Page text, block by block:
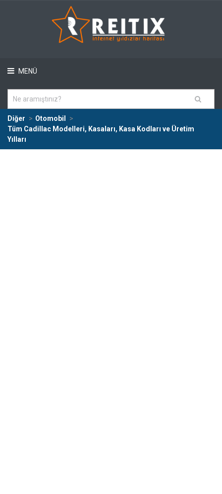
MENÜ
Diğer
Otomobil
Tüm Cadillac Modelleri, Kasaları, Kasa Kodları ve Üretim
Yılları